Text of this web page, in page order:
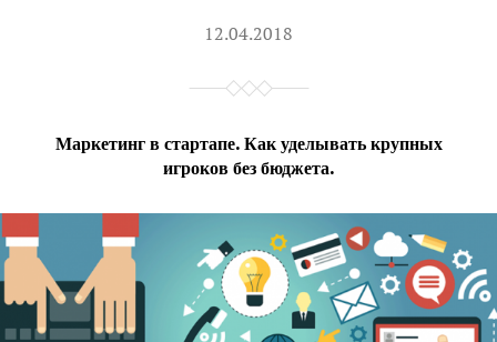
12.04.2018
Маркетинг в стартапе. Как уделывать крупных
игроков без бюджета.